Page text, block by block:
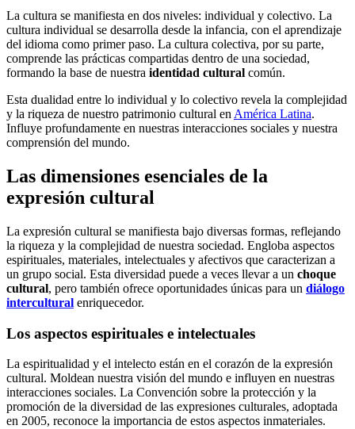
La cultura se manifiesta en dos niveles: individual y colectivo. La
cultura individual se desarrolla desde la infancia, con el aprendizaje
del idioma como primer paso. La cultura colectiva, por su parte,
comprende las prácticas compartidas dentro de una sociedad,
formando la base de nuestra identidad cultural común.
Esta dualidad entre lo individual y lo colectivo revela la complejidad
y la riqueza de nuestro patrimonio cultural en América Latina.
Influye profundamente en nuestras interacciones sociales y nuestra
comprensión del mundo.
Las dimensiones esenciales de la
expresión cultural
La expresión cultural se manifiesta bajo diversas formas, reflejando
la riqueza y la complejidad de nuestra sociedad. Engloba aspectos
espirituales, materiales, intelectuales y afectivos que caracterizan a
un grupo social. Esta diversidad puede a veces llevar a un choque
cultural, pero también ofrece oportunidades únicas para un diálogo
intercultural enriquecedor.
Los aspectos espirituales e intelectuales
La espiritualidad y el intelecto están en el corazón de la expresión
cultural. Moldean nuestra visión del mundo e influyen en nuestras
interacciones sociales. La Convención sobre la protección y la
promoción de la diversidad de las expresiones culturales, adoptada
en 2005, reconoce la importancia de estos aspectos inmateriales.